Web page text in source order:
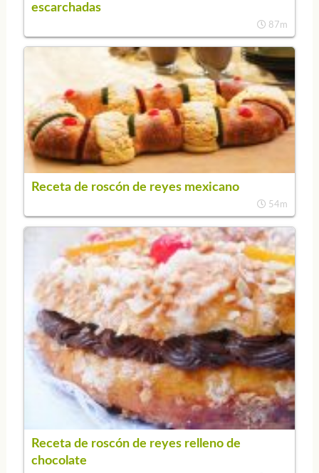
escarchadas
87m
Receta de roscón de reyes mexicano
54m
Receta de roscón de reyes relleno de
chocolate